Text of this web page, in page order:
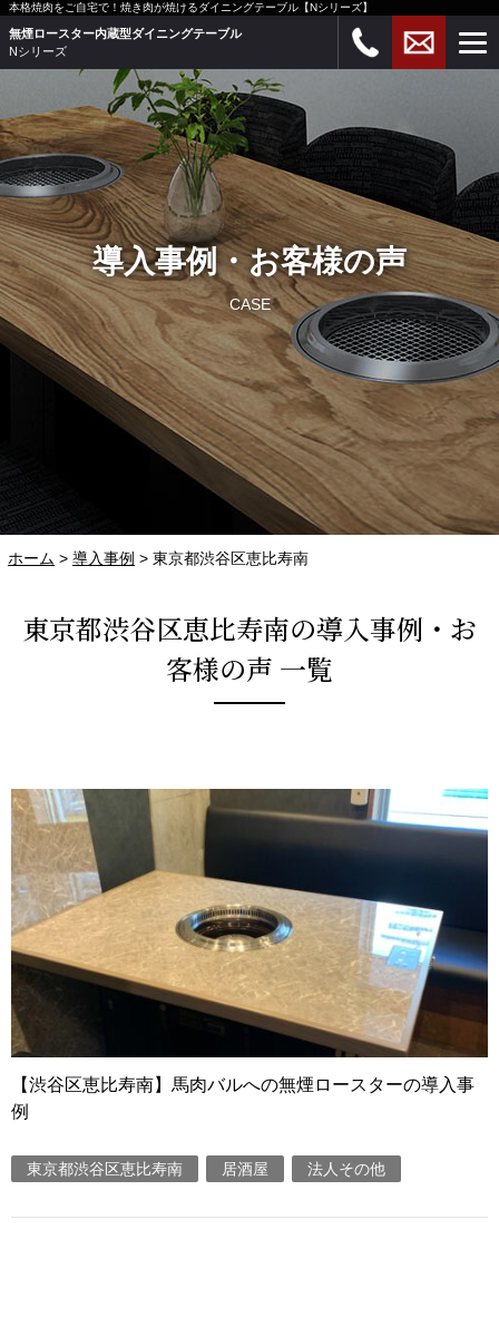
本格焼肉をご自宅で！焼き肉が焼けるダイニングテーブル【Nシリーズ】
無煙ロースター内蔵型ダイニングテーブル
Nシリーズ
導入事例・お客様の声
CASE
ホーム > 導入事例 > 東京都渋谷区恵比寿南
東京都渋谷区恵比寿南の導入事例・お
客様の声 一覧
【渋谷区恵比寿南】馬肉バルへの無煙ロースターの導入事
例
東京都渋谷区恵比寿南 居酒屋 法人その他